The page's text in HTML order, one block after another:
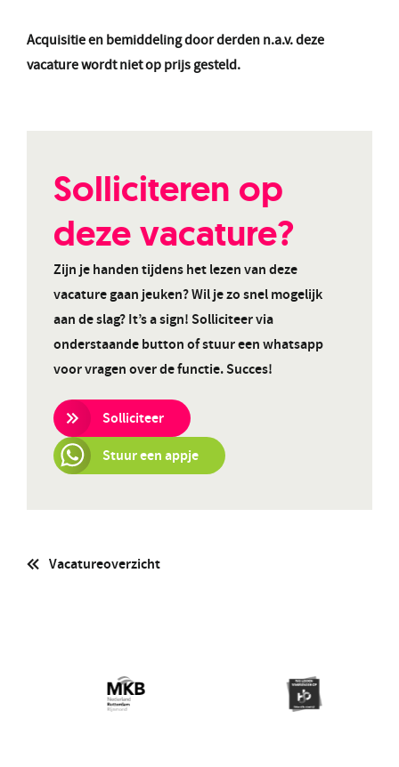
Acquisitie en bemiddeling door derden n.a.v. deze
vacature wordt niet op prijs gesteld.
Solliciteren op
deze vacature?
Zijn je handen tijdens het lezen van deze
vacature gaan jeuken? Wil je zo snel mogelijk
aan de slag? It’s a sign! Solliciteer via
onderstaande button of stuur een whatsapp
voor vragen over de functie. Succes!
Solliciteer
Stuur een appje
Vacatureoverzicht